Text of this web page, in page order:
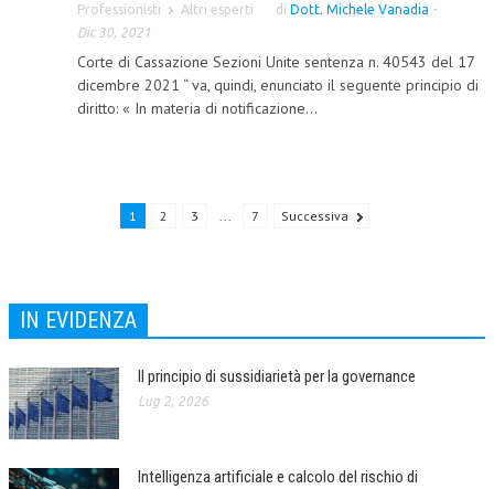
PENALE
PUBBLICAZIONI
MANUALI E MONOGRAFIE
TESI DI LAUREA
MATERIALE DIDATTICO
Professionisti Altri esperti di Dott. Michele Vanadia -
Dic 30, 2021
Corte di Cassazione Sezioni Unite sentenza n. 40543 del 17
dicembre 2021 “ va, quindi, enunciato il seguente principio di
diritto: « In materia di notificazione...
1 2 3 ... 7 Successiva
IN EVIDENZA
Il principio di sussidiarietà per la governance
Lug 2, 2026
Intelligenza artificiale e calcolo del rischio di